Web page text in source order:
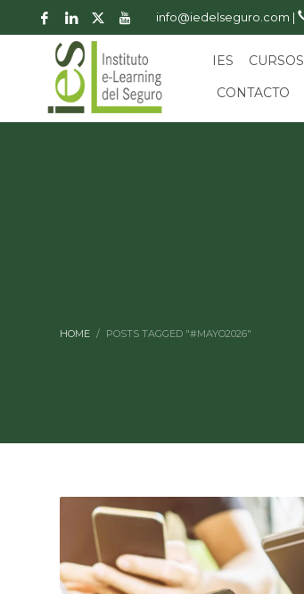
info@iedelseguro.com |
IES CURSOS
CONTACTO
HOME POSTS TAGGED "#MAYO2026"